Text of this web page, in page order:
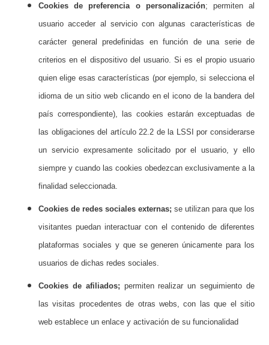
Cookies de preferencia o personalización; permiten al
usuario acceder al servicio con algunas características de
carácter general predefinidas en función de una serie de
criterios en el dispositivo del usuario. Si es el propio usuario
quien elige esas características (por ejemplo, si selecciona el
idioma de un sitio web clicando en el icono de la bandera del
país correspondiente), las cookies estarán exceptuadas de
las obligaciones del artículo 22.2 de la LSSI por considerarse
un servicio expresamente solicitado por el usuario, y ello
siempre y cuando las cookies obedezcan exclusivamente a la
finalidad seleccionada.
Cookies de redes sociales externas; se utilizan para que los
visitantes puedan interactuar con el contenido de diferentes
plataformas sociales y que se generen únicamente para los
usuarios de dichas redes sociales.
Cookies de afiliados; permiten realizar un seguimiento de
las visitas procedentes de otras webs, con las que el sitio
web establece un enlace y activación de su funcionalidad